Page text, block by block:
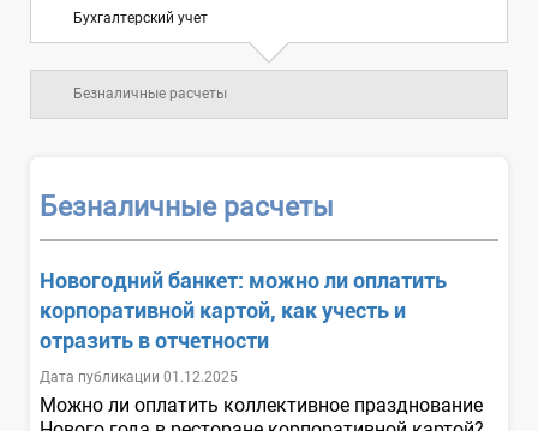
Бухгалтерский учет
Безналичные расчеты
Безналичные расчеты
Новогодний банкет: можно ли оплатить
корпоративной картой, как учесть и
отразить в отчетности
Дата публикации 01.12.2025
Можно ли оплатить коллективное празднование